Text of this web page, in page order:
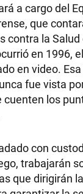
a cargo del
que
contra la Salud
en 1996,
en video.
fue vista
cuenten los
con
trabajarán
que dirigirán